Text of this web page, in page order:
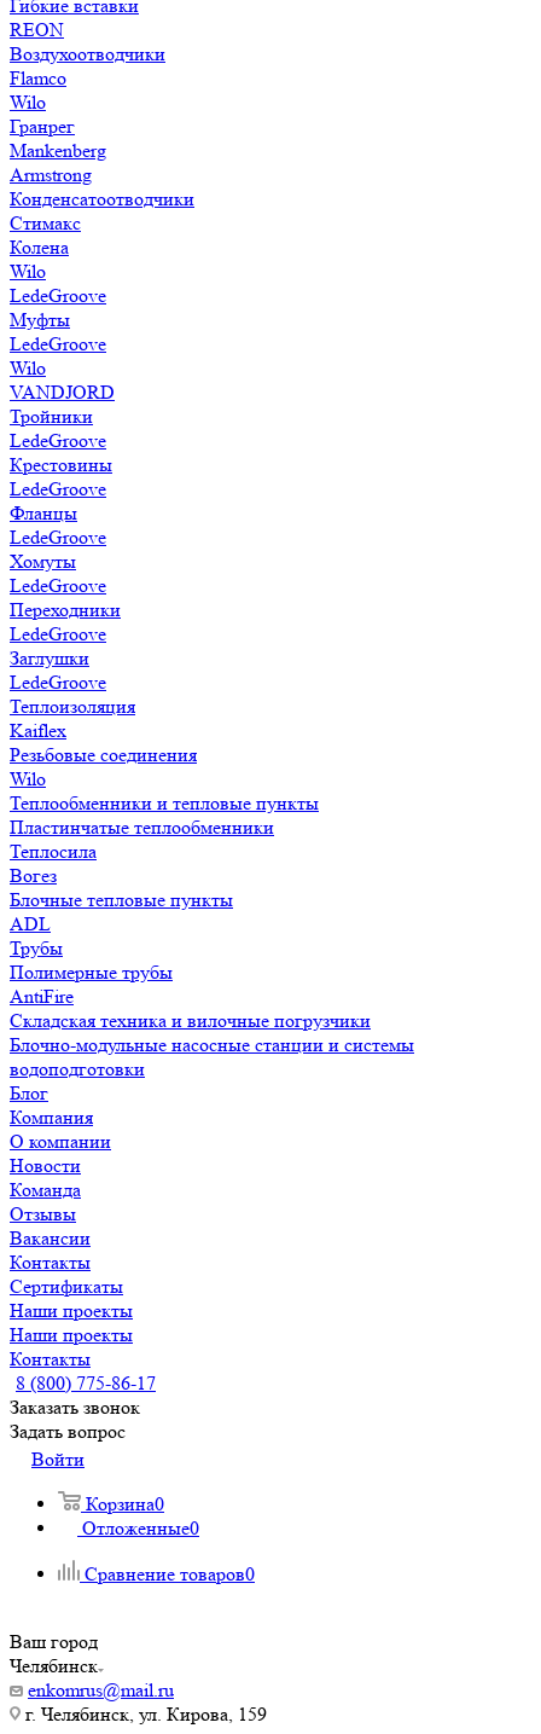
Гибкие вставки
REON
Воздухоотводчики
Flamco
Wilo
Гранрег
Mankenberg
Armstrong
Конденсатоотводчики
Стимакс
Колена
Wilo
LedeGroove
Муфты
LedeGroove
Wilo
VANDJORD
Тройники
LedeGroove
Крестовины
LedeGroove
Фланцы
LedeGroove
Хомуты
LedeGroove
Переходники
LedeGroove
Заглушки
LedeGroove
Теплоизоляция
Kaiflex
Резьбовые соединения
Wilo
Теплообменники и тепловые пункты
Пластинчатые теплообменники
Теплосила
Вогез
Блочные тепловые пункты
ADL
Трубы
Полимерные трубы
AntiFire
Складская техника и вилочные погрузчики
Блочно-модульные насосные станции и системы
водоподготовки
Блог
Компания
О компании
Новости
Команда
Отзывы
Вакансии
Контакты
Сертификаты
Наши проекты
Наши проекты
Контакты
8 (800) 775-86-17
Заказать звонок
Задать вопрос
Войти
Корзина0
Отложенные0
Сравнение товаров0
Ваш город
Челябинск
enkomrus@mail.ru
г. Челябинск, ул. Кирова, 159